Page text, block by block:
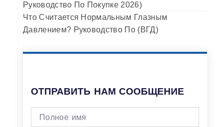
Руководство По Покупке 2026)
Что Считается Нормальным Глазным
Давлением? Руководство По (ВГД)
ОТПРАВИТЬ НАМ СООБЩЕНИЕ